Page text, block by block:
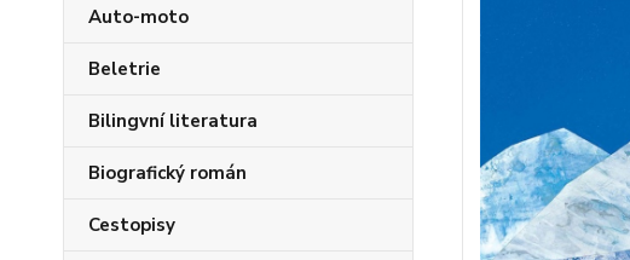
Auto-moto
Beletrie
Bilingvní literatura
Biografický román
Cestopisy